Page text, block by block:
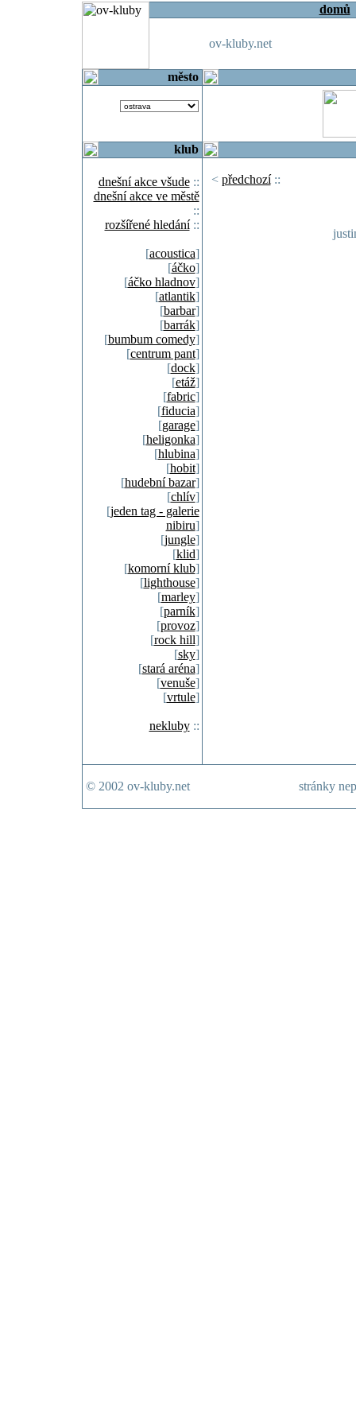
domů
ov-kluby.net
město
klub
dnešní akce všude::
dnešní akce ve městě
::
rozšířené hledání::
[acoustica]
[áčko]
[áčko hladnov]
[atlantik]
[barbar]
[barrák]
[bumbum comedy]
[centrum pant]
[dock]
[etáž]
[fabric]
[fiducia]
[garage]
[heligonka]
[hlubina]
[hobit]
[hudební bazar]
[chlív]
[jeden tag - galerie
nibiru]
[jungle]
[klid]
[komorní klub]
[lighthouse]
[marley]
[parník]
[provoz]
[rock hill]
[sky]
[stará aréna]
[venuše]
[vrtule]
nekluby::
< předchozí::
© 2002 ov-kluby.net stránky